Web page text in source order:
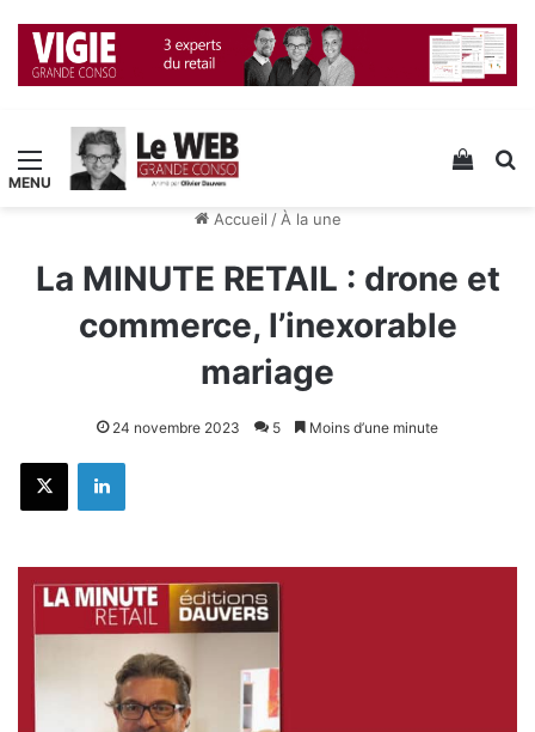
Menu Voir
Accueil / À la une
La MINUTE RETAIL : drone et
commerce, l’inexorable
mariage
24 novembre 2023 5 Moins d’une minute
X Linkedin